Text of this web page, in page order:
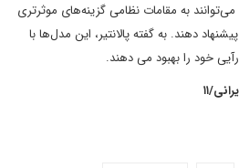
به مقامات نظامی گزینه‌های موثرتری
دهند. به گفته پالانتیر، این مدل‌ها با
خود را بهبود می دهند.
۱۱